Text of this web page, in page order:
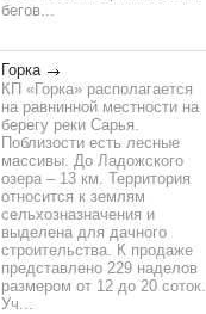
бегов...
Горка
КП «Горка» располагается
на равнинной местности на
берегу реки Сарья.
Поблизости есть лесные
массивы. До Ладожского
озера – 13 км. Территория
относится к землям
сельхозназначения и
выделена для дачного
строительства. К продаже
представлено 229 наделов
размером от 12 до 20 соток.
Уч...